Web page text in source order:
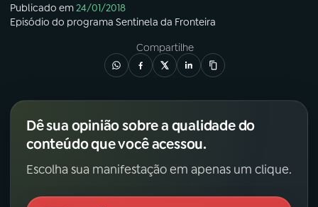
Publicado em24/01/2018
Episódio do programa Sentinela da Fronteira
Compartilhe
Dê sua opinião sobre a qualidade do
conteúdo que você acessou.
Escolha sua manifestação em apenas um clique.